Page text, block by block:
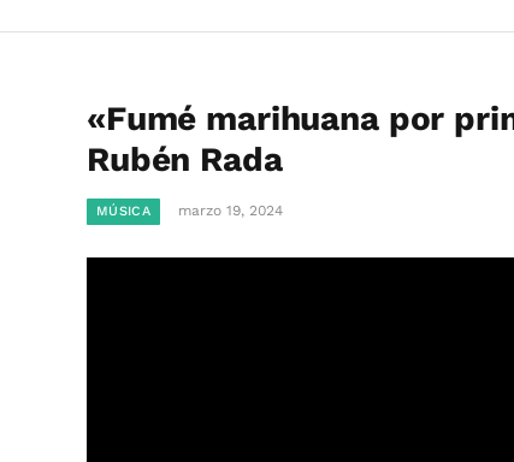
«Fumé marihuana por
Rubén Rada
MÚSICA marzo 19, 2024